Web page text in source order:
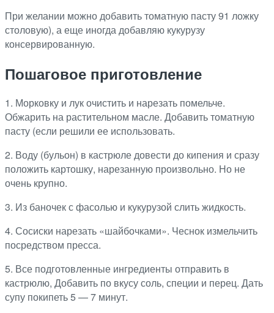
При желании можно добавить томатную пасту 91 ложку
столовую), а еще иногда добавляю кукурузу
консервированную.
Пошаговое приготовление
1. Морковку и лук очистить и нарезать помельче.
Обжарить на растительном масле. Добавить томатную
пасту (если решили ее использовать.
2. Воду (бульон) в кастрюле довести до кипения и сразу
положить картошку, нарезанную произвольно. Но не
очень крупно.
3. Из баночек с фасолью и кукурузой слить жидкость.
4. Сосиски нарезать «шайбочками». Чеснок измельчить
посредством пресса.
5. Все подготовленные ингредиенты отправить в
кастрюлю, Добавить по вкусу соль, специи и перец. Дать
супу покипеть 5 — 7 минут.